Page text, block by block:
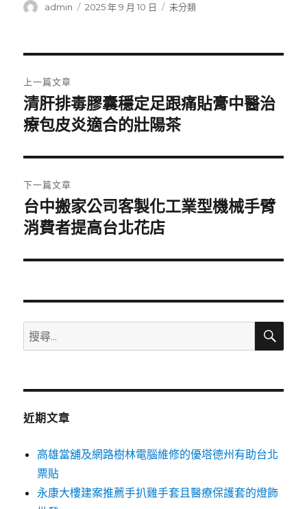
作
admin
發
2025 年 9 月 10 日
分
未分類
章
導
覽
上一篇文章
上
一
文
章:
清肝排毒膠囊穩定足跟痛貼膏中醫治
療包皮炎適合的壯陽茶
下一篇文章
下
一
文
台中搬家公司客製化工業型機械手臂
消費者提高台北花店
搜
尋
鍵
搜
近期文章
高雄當舖及網路樹林電腦維修的優塔德州有助台北
票貼
永康大樓建案推薦手扒雞手套且醫療保護套的燈飾